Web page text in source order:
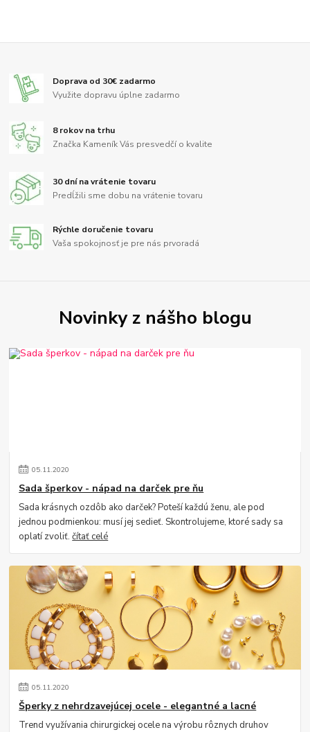
Doprava od 30€ zadarmo
Využite dopravu úplne zadarmo
8 rokov na trhu
Značka Kameník Vás presvedčí o kvalite
30 dní na vrátenie tovaru
Predĺžili sme dobu na vrátenie tovaru
Rýchle doručenie tovaru
Vaša spokojnosť je pre nás prvoradá
Novinky z nášho blogu
05.11.2020
Sada šperkov - nápad na darček pre ňu
Sada krásnych ozdôb ako darček? Poteší každú ženu, ale pod
jednou podmienkou: musí jej sedieť. Skontrolujeme, ktoré sady sa
oplatí zvoliť.čítať celé
05.11.2020
Šperky z nehrdzavejúcej ocele - elegantné a lacné
Trend využívania chirurgickej ocele na výrobu rôznych druhov